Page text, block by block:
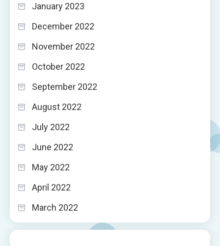
January 2023
December 2022
November 2022
October 2022
September 2022
August 2022
July 2022
June 2022
May 2022
April 2022
March 2022